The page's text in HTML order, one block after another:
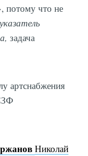
потому что не
указатель
задача
артснабжения
Николай